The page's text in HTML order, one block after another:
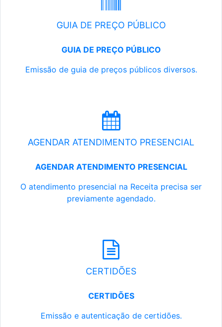
GUIA DE PREÇO PÚBLICO
GUIA DE PREÇO PÚBLICO
Emissão de guia de preços públicos diversos.
AGENDAR ATENDIMENTO PRESENCIAL
AGENDAR ATENDIMENTO PRESENCIAL
O atendimento presencial na Receita precisa ser
previamente agendado.
CERTIDÕES
CERTIDÕES
Emissão e autenticação de certidões.